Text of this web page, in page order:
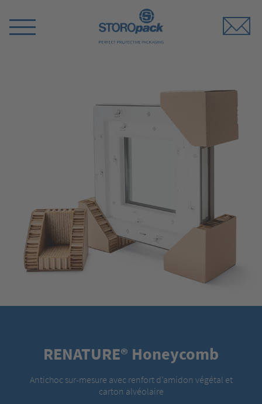
Switch
AUTO.PROTECT
La nouvelle version du module AUTO.PROTECT de la
gamme Storopack pour les processus d'emballage